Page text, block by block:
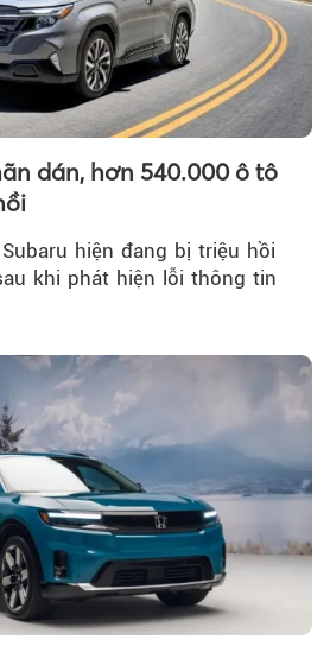
dán, hơn 540.000 ô tô
hiện đang bị triệu hồi
khi phát hiện lỗi thông tin